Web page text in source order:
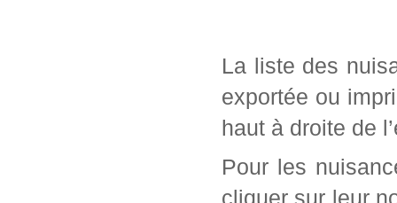
La liste des
exportée ou
haut à droite de
Pour les
cliquer sur leur